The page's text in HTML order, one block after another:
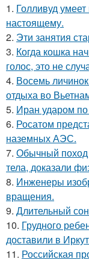
1. Голливуд
настоящему.
2. Эти занятия
3. Когда кошка
голос, это не
4. Восемь
отдыха во
5. Иран ударом
6. Росатом
наземных АЭС.
7. Обычный поход
тела, доказали
8. Инженеры
вращения.
9. Длительный
10. Грудного
доставили в
11. Российская